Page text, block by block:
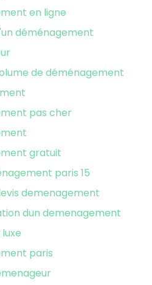
en ligne
déménagement
de déménagement
pas cher
gratuit
paris 15
demenagement
dun demenagement
paris